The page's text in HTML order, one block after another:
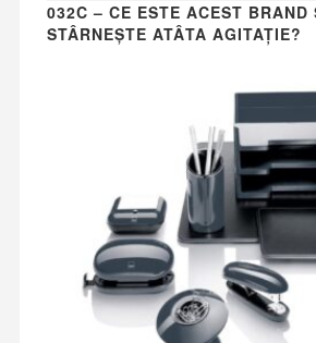
032C – CE ESTE ACEST BRAND
STÂRNEȘTE ATÂTA AGITAȚIE?